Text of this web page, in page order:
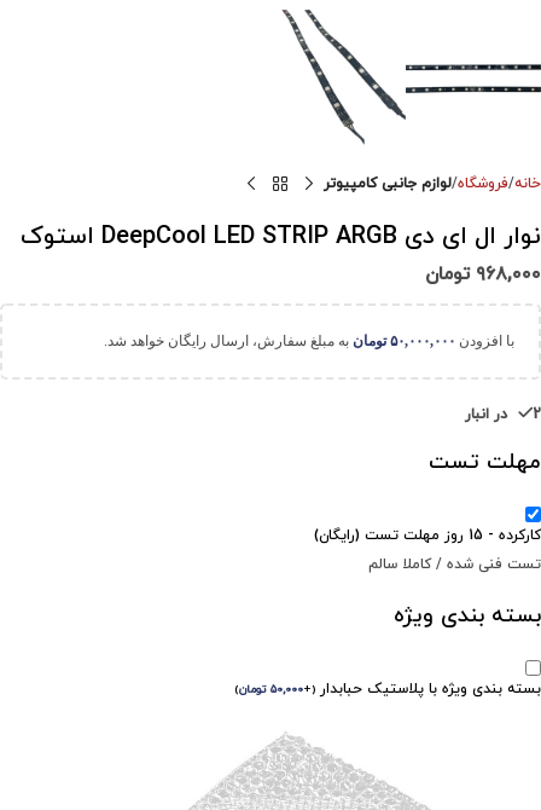
خانه فروشگاه لوازم جانبی کامپیوتر
نوار ال ای دی DeepCool LED STRIP ARGB استوک
۹۶۸,۰۰۰ تومان
با افزودن ۵۰,۰۰۰,۰۰۰ تومان به مبلغ سفارش، ارسال رایگان خواهد شد.
2 در انبار
مهلت تست
کارکرده - 15 روز مهلت تست (رایگان)
تست فنی شده / کاملا سالم
بسته بندی ویژه
بسته بندی ویژه با پلاستیک حبابدار (
+۵۰,۰۰۰ تومان)